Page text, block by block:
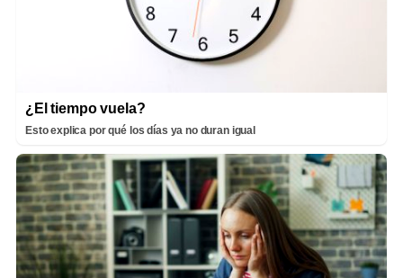
¿El tiempo vuela?
Esto explica por qué los días ya no duran igual